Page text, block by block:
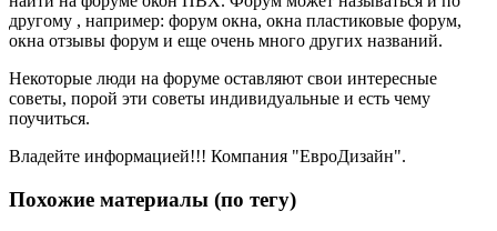
другому , например: форум окна, окна пластиковые форум,
окна отзывы форум и еще очень много других названий.
Некоторые люди на форуме оставляют свои интересные
советы, порой эти советы индивидуальные и есть чему
поучиться.
Владейте информацией!!! Компания "ЕвроДизайн".
Похожие материалы (по тегу)